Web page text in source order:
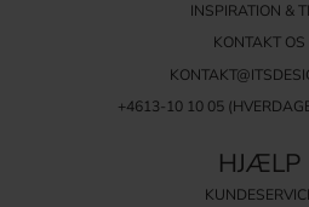
INSPIRATION &
KONTAKT OS
+4613-10 10 05
HJÆLP